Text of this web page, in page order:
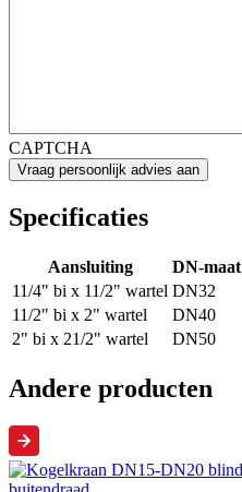
CAPTCHA
Specificaties
Aansluiting DN-maat
11/4" bi x 11/2" wartel DN32
11/2" bi x 2" wartel
DN40
2" bi x 21/2" wartel
DN50
Andere producten